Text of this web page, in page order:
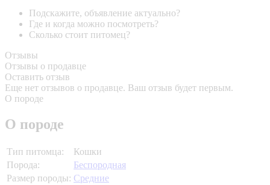
Подскажите, объявление актуально?
Где и когда можно посмотреть?
Сколько стоит питомец?
Отзывы
Отзывы о продавце
Оставить отзыв
Еще нет отзывов о продавце. Ваш отзыв будет первым.
О породе
О породе
Тип питомца:
Кошки
Порода:
Беспородная
Размер породы: Средние